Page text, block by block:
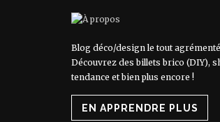
Blog déco/design le tout
Découvrez des billets brico (DIY),
tendance et bien plus encore !
EN APPRENDRE PLUS